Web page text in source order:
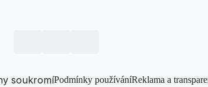
soukromíPodmínky používáníReklama a